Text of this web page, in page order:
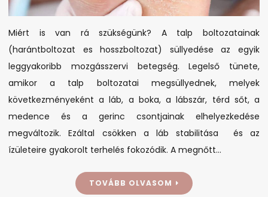
Miért is van rá szükségünk? A talp boltozatainak
(harántboltozat es hosszboltozat) süllyedése az egyik
leggyakoribb mozgásszervi betegség. Legelső tünete,
amikor a talp boltozatai megsüllyednek, melyek
következményeként a láb, a boka, a lábszár, térd sőt, a
medence és a gerinc csontjainak elhelyezkedése
megváltozik. Ezáltal csökken a láb stabilitása és az
ízületeire gyakorolt terhelés fokozódik. A megnőtt…
TOVÁBB OLVASOM